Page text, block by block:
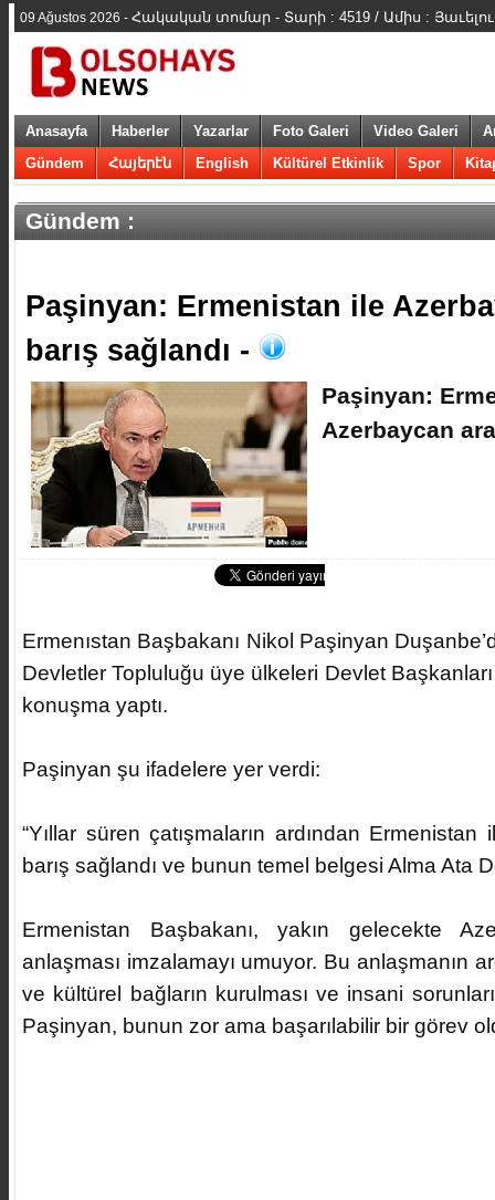
09 Ağustos 2026 - Հակական տոմար - Տարի : 4519 / Ամիս :
Anasayfa Haberler Yazarlar Foto Galeri Video Galeri
Gündem
Հայերէն English Kültürel Etkinlik Spor
Gündem :
​Paşinyan: Ermenistan ile
barış sağlandı -
​Paşinyan:
Azerbaycan
Ermenıstan Başbakanı Nikol Paşinyan
Devletler Topluluğu üye ülkeleri Devlet
konuşma yaptı.
Paşinyan şu ifadelere yer verdi:
“Yıllar süren çatışmaların ardından
barış sağlandı ve bunun temel belgesi Alma Ata
Ermenistan Başbakanı, yakın gelecekte
anlaşması imzalamayı umuyor. Bu anlaşmanın
ve kültürel bağların kurulması ve insani
Paşinyan, bunun zor ama başarılabilir bir görev